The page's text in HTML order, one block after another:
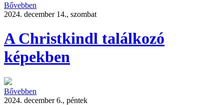
Bővebben
2024. december 14., szombat
A Christkindl találkozó
képekben
Bővebben
2024. december 6., péntek